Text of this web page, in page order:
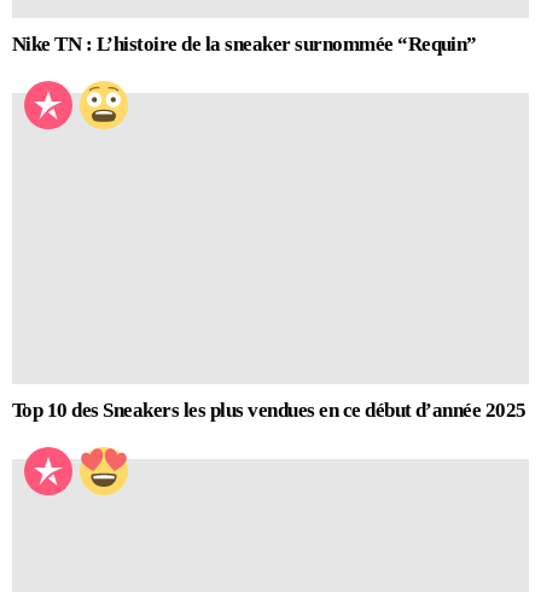
Nike TN : L’histoire de la sneaker surnommée “Requin”
Top 10 des Sneakers les plus vendues en ce début d’année 2025